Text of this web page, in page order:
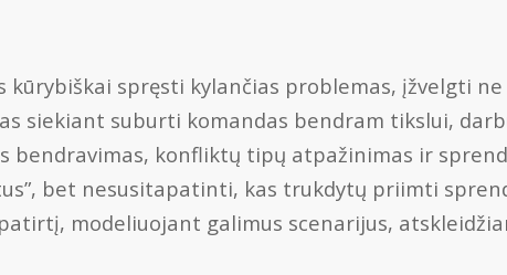
spręsti kylančias problemas, įžvelgti
siekiant suburti komandas bendram tikslui,
bendravimas, konfliktų tipų atpažinimas ir
bet nesusitapatinti, kas trukdytų priimti
modeliuojant galimus scenarijus,